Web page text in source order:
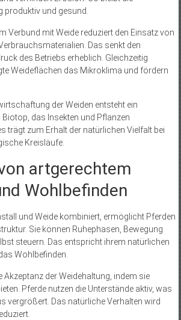
und gesund.
Verbund mit Weide reduziert den Einsatz von
Das senkt den
des Betriebs erheblich. Gleichzeitig
Weideflächen das Mikroklima und fördern
der Weiden entsteht ein
das Insekten und Pflanzen
trägt zum Erhalt der natürlichen Vielfalt bei
Kreisläufe.
artgerechtem
Wohlbefinden
und Weide kombiniert, ermöglicht Pferden
Sie können Ruhephasen, Bewegung
steuern. Das entspricht ihrem natürlichen
Wohlbefinden.
Akzeptanz der Weidehaltung, indem sie
Pferde nutzen die Unterstände aktiv, was
vergrößert. Das natürliche Verhalten wird